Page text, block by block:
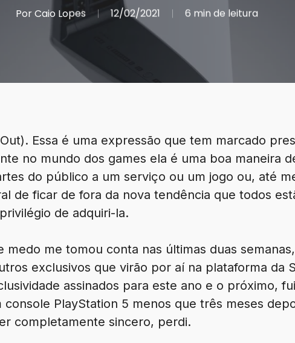
PorCaio Lopes 12/02/2021 6 min de leitura
Essa é uma expressão que tem marcado
no mundo dos games ela é uma boa maneira
do público a um serviço ou um jogo ou, até
de ficar de fora da nova tendência que todos
de adquiri-la.
medo me tomou conta nas últimas duas
exclusivos que virão por aí na plataforma da
assinados para este ano e o próximo,
PlayStation 5 menos que três meses
completamente sincero, perdi.